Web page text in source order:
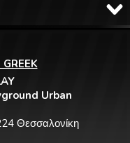
Urban
Θεσσαλονίκη